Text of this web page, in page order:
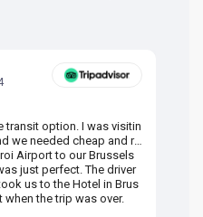
transit option. I was visitin
we needed cheap and re
Airport to our Brussels
just perfect. The driver
us to the Hotel in Brus
the trip was over.